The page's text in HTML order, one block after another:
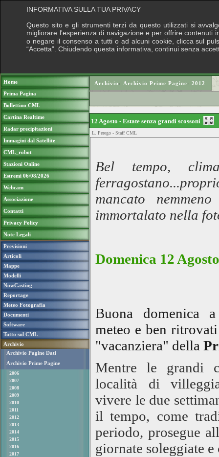
Home
Prima Pagina
Bollettino CML
Cartina Realtime
Radar precipitazioni
Immagini dal Satellite
CML_robot
Stazioni Online
Estremi 06/08/2026
Webcam
Associazione
Contatti
Privacy Policy
Note Legali
Previsioni
Articoli
Mappe
Modelli
NowCasting
Reportage
Meteo Fotografia
Documenti
Software
Tutto sul CML
Archivio
Archivio Pagine Dati
Archivio Prime Pagine
2006
2007
2008
2009
2010
2011
2012
2013
2014
2015
2016
2017
Archivio › Archivio Prime Pagine› 2012
12 Agosto - Estate senza grandi scossoni
L. Perego - Staff CML
Bel tempo,
mancato
immortalato nella
Domenica 12
Buona domenica
meteo e ben
"vacanziera" della
Mentre le grandi
località di
vivere le due
il tempo, come
periodo, prosegue
giornate soleggiate
INFORMATIVA SULLA TUA PRIVACY
Questo sito e gli strumenti terzi da questo utilizzati si
migliorare l'esperienza di navigazione e per offrire
o negare il consenso a tutti o ad alcuni cookie, clicca sul
“Accetta”. Chiudendo questa informativa, continui senza